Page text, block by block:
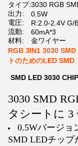
タイプ:3030 RGB
出力:
0.5W
電圧:
R:2.0-2.4V G/
流動:
60mA*3
材料:
金ワイヤー
RGB 3IN1 3030
トのためのLED SMD
SMD LED 3030
3030 SMD
タシートに 3
0.5Wバージョ
SMD LEDチップ